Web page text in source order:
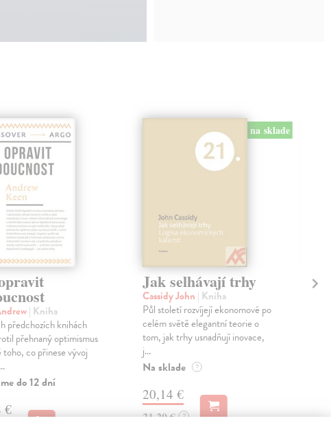
| Kniha
předchozích knihách
přehnaný optimismus
toho, co přinese vývoj
do 12 dní
€
na sklade
Jak selhávají trhy
Cassidy John | Kniha
Půl století rozvíjejí ekonomové po
celém světě elegantní teorie o
tom, jak trhy usnadňují inovace,
j...
Na sklade ?
20,14 €
21,20 € ?